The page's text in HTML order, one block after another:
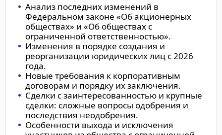
Анализ последних изменений в
Федеральном законе «Об акционерных
обществах» и «Об обществах с
ограниченной ответственностью».
Изменения в порядке создания и
реорганизации юридических лиц с 2026
года.
Новые требования к корпоративным
договорам и порядку их заключения.
Сделки с заинтересованностью и крупные
сделки: сложные вопросы одобрения и
последствия неодобрения.
Особенности выхода и исключения